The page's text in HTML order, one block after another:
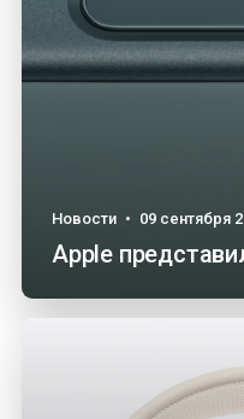
Новости • 09 сентября
Apple